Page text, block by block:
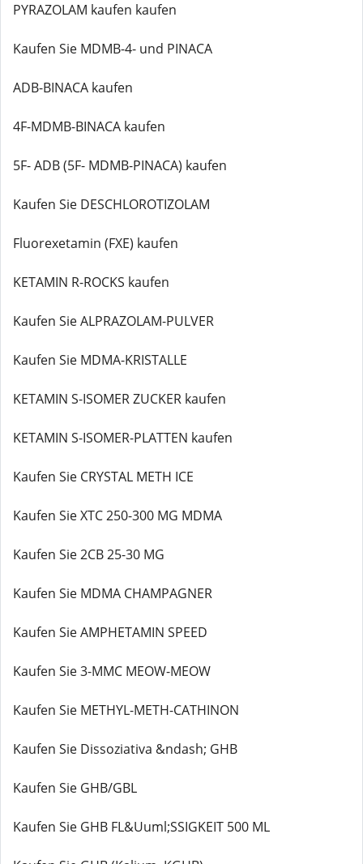
PYRAZOLAM kaufen kaufen
Kaufen Sie MDMB-4- und PINACA
ADB-BINACA kaufen
4F-MDMB-BINACA kaufen
5F- ADB (5F- MDMB-PINACA) kaufen
Kaufen Sie DESCHLOROTIZOLAM
Fluorexetamin (FXE) kaufen
KETAMIN R-ROCKS kaufen
Kaufen Sie ALPRAZOLAM-PULVER
Kaufen Sie MDMA-KRISTALLE
KETAMIN S-ISOMER ZUCKER kaufen
KETAMIN S-ISOMER-PLATTEN kaufen
Kaufen Sie CRYSTAL METH ICE
Kaufen Sie XTC 250-300 MG MDMA
Kaufen Sie 2CB 25-30 MG
Kaufen Sie MDMA CHAMPAGNER
Kaufen Sie AMPHETAMIN SPEED
Kaufen Sie 3-MMC MEOW-MEOW
Kaufen Sie METHYL-METH-CATHINON
Kaufen Sie Dissoziativa &ndash; GHB
Kaufen Sie GHB/GBL
Kaufen Sie GHB FL&Uuml;SSIGKEIT 500 ML